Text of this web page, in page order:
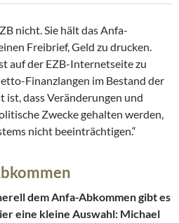
nicht. Sie hält das Anfa-
Freibrief, Geld zu drucken.
auf der EZB-Internetseite zu
Finanzlangen im Bestand der
ist, dass Veränderungen und
Zwecke gehalten werden,
nicht beeinträchtigen.“
dem Anfa-Abkommen gibt es
eine kleine Auswahl: Michael